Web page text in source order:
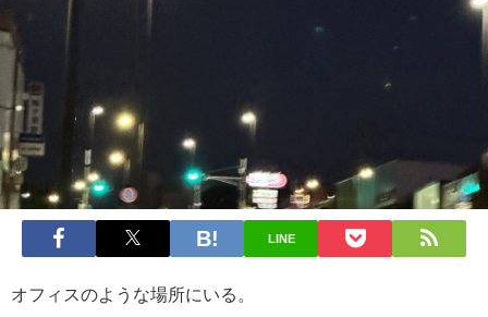
LINE
オフィスのような場所にいる。